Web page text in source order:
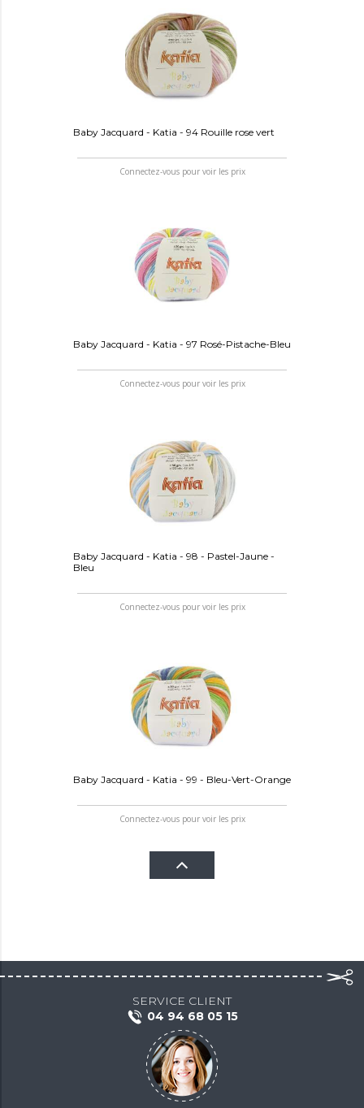
Baby Jacquard - Katia - 94 Rouille rose vert
Connectez-vous pour voir les prix
Baby Jacquard - Katia - 97 Rosé-Pistache-Bleu
Connectez-vous pour voir les prix
Baby Jacquard - Katia - 98 - Pastel-Jaune -
Bleu
Connectez-vous pour voir les prix
Baby Jacquard - Katia - 99 - Bleu-Vert-Orange
Connectez-vous pour voir les prix
SERVICE CLIENT
04 94 68 05 15